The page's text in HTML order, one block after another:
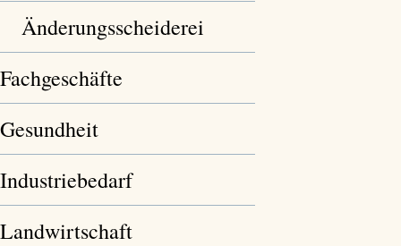
Änderungsscheiderei
Fachgeschäfte
Gesundheit
Industriebedarf
Landwirtschaft